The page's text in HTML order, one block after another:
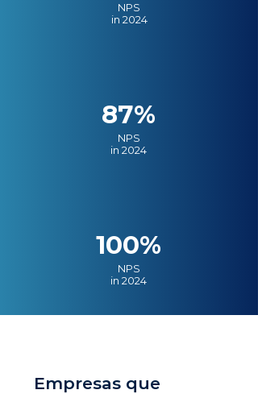
NPS
in 2024
87%
NPS
in 2024
100%
NPS
in 2024
Empresas que